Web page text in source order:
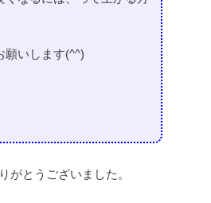
願いします(^^)
がとうございました。